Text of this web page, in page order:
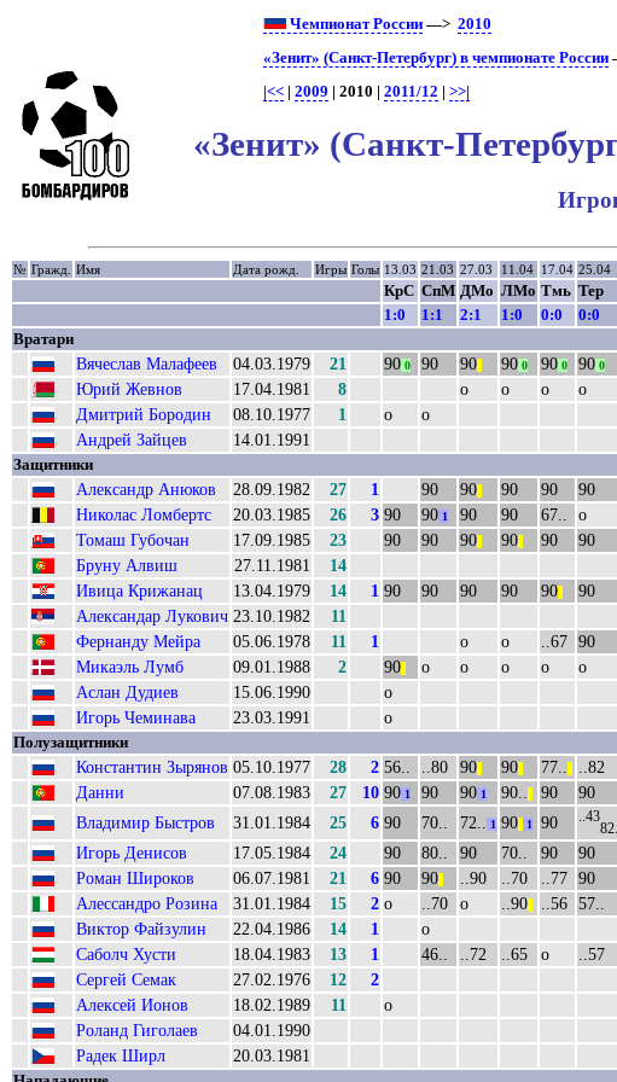
Чемпионат России —>2010
«Зенит» (Санкт-Петербург) в чемпионате России
|<< |2009 | 2010 |2011/12 |>>|
«Зенит» (Санкт-
№ Гражд. Имя Дата рожд. Игры Голы 13.03 21.03 27.03 11.04 17.04 25.04
КрС СпМ ДМо ЛМо Тмь Тер
1:0
1:1 2:1 1:0 0:0 0:0
Вратари
Вячеслав Малафеев 04.03.1979 21 90 0 90 90 90 0 90 0 90 0
Юрий Жевнов 17.04.1981 8 о о о о
Дмитрий Бородин
08.10.1977 1 о о
Андрей Зайцев
14.01.1991
Защитники
Александр Анюков 28.09.1982 27 1 90 90 90 90 90
Николас Ломбертс
20.03.1985 26 3 90 90 1 90 90 67.. о
Томаш Губочан
17.09.1985 23 90 90 90 90 90 90
Бруну Алвиш
27.11.1981 14
Ивица Крижанац
13.04.1979 14 1 90 90 90 90 90 90
Александар Лукович 23.10.1982 11
Фернанду Мейра
05.06.1978 11 1 о о ..67 90
Микаэль Лумб 09.01.1988 2 90 о о о о о
Аслан Дудиев
15.06.1990 о
Игорь Чеминава
23.03.1991 о
Полузащитники
Константин Зырянов 05.10.1977 28 2 56.. ..80 90 90 77.. ..82
Данни
07.08.1983 27 10 90 1 90 90 1 90.. 90 90
Владимир Быстров
31.01.1984 25 6 90 70.. 72.. 1 90 1 90 ..43
82..
Игорь Денисов
17.05.1984 24 90 80.. 90 70.. 90 90
Роман Широков
06.07.1981 21 6 90 90 ..90 ..70 ..77 90
Алессандро Розина 31.01.1984 15 2 о ..70 о ..90 ..56 57..
Виктор Файзулин
22.04.1986 14 1 о
Саболч Хусти
18.04.1983 13 1 46.. ..72 ..65 о ..57
Сергей Семак
27.02.1976 12 2
Алексей Ионов
18.02.1989 11 о
Роланд Гиголаев
04.01.1990
Радек Ширл
20.03.1981